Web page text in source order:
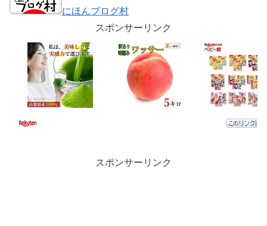
にほんブログ村
スポンサーリンク
スポンサーリンク